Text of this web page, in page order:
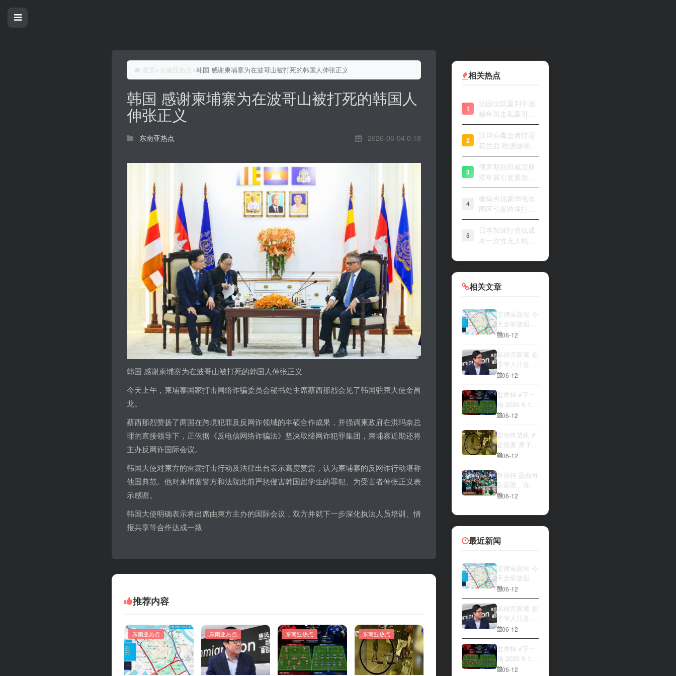
首页 东南亚热点 韩国 感谢柬埔寨为在波哥山被打死的韩国人伸张正义
韩国 感谢柬埔寨为在波哥山被打死的韩国人
伸张正义
东南亚热点 2026-06-04 0:18
韩国 感谢柬埔寨为在波哥山被打死的韩国人伸张正义
今天上午，柬埔寨国家打击网络诈骗委员会秘书处主席蔡西那烈会见了韩国驻柬大使金昌
龙。
蔡西那烈赞扬了两国在跨境犯罪及反网诈领域的丰硕合作成果，并强调柬政府在洪玛奈总
理的直接领导下，正依据《反电信网络诈骗法》坚决取缔网诈犯罪集团，柬埔寨近期还将
主办反网诈国际会议。
韩国大使对柬方的雷霆打击行动及法律出台表示高度赞赏，认为柬埔寨的反网诈行动堪称
他国典范。他对柬埔寨警方和法院此前严惩侵害韩国留学生的罪犯、为受害者伸张正义表
示感谢。
韩国大使明确表示将出席由柬方主办的国际会议，双方并就下一步深化执法人员培训、情
报共享等合作达成一致
推荐内容
东南亚热点 东南亚热点 东南亚热点 东南亚热点
相关热点
1
法国法院重判中国
鳗鱼苗走私案引关
注
2
汉坦病毒患者转运
荷兰后 欧洲加强风
险评估
3
俄罗斯回归威尼斯
双年展引发紧张开
幕
4
缅甸再现豪华电诈
园区引发跨境打击
关注
5
日本加速打造低成
本一次性无人机战
相关文章
菲律宾新闻 今
天全菲放假‼️
马尼拉多地封
06-12
菲律宾新闻 在
菲华人注意 近
期出现假冒移
上门敲诈案
件，已有多人
举报中招
06-12
世界杯 #下一
场 2026 6 12
15:00整 加拿
量 究竟胜利的
天平会倾向哪
一方，是加拿
大借助主场优
势笑到最后，
还是波黑上演
逆袭好戏？让
我们拭目以
06-12
自动售货机 #
盗窃案 男子深
夜撬开自动售
索硬币被一扫
而空
06-12
世界杯 墨西哥
队获胜，在首
场比赛中击败
06-12
最近新闻
菲律宾新闻 今
天全菲放假‼️
马尼拉多地封
路
06-12
菲律宾新闻 在
菲华人注意 近
期出现假冒移
民局执法人员
上门敲诈案
件，已有多人
举报中招
06-12
世界杯 #下一
场 2026 6 12
15:00整 加拿
06-12